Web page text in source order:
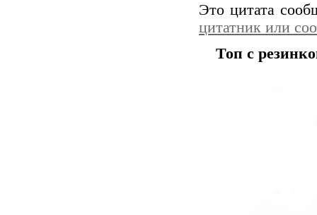
Это цитата
цитатник или
Топ с